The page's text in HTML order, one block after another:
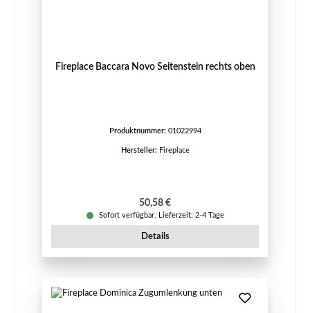
Fireplace Baccara Novo Seitenstein rechts oben
Produktnummer: 01022994
Hersteller: Fireplace
Regulärer Preis:
50,58 €
Sofort verfügbar, Lieferzeit: 2-4 Tage
Details